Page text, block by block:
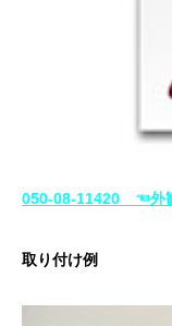
050-08-11420 ☜外
取り付け例